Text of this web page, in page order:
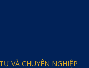
VÀ CHUYÊN NGHIỆP